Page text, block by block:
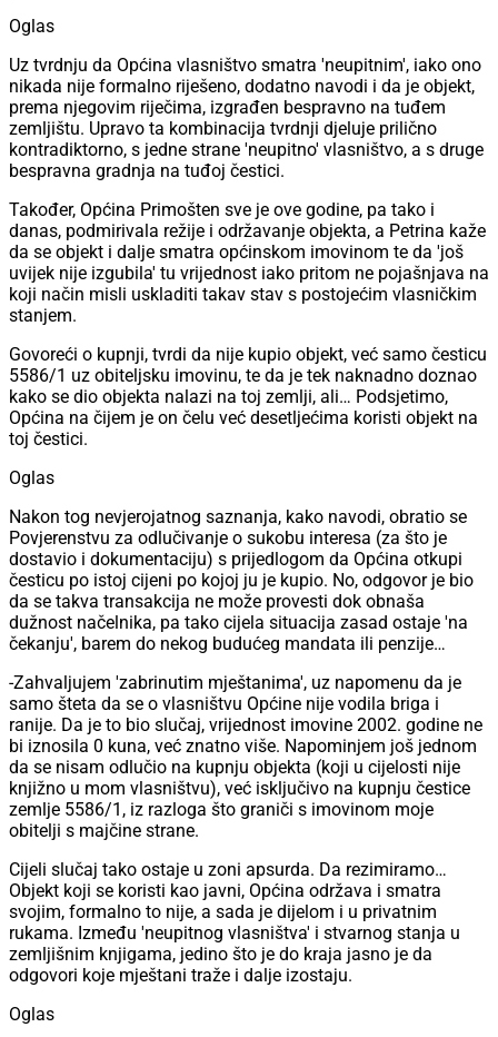
Oglas
Uz tvrdnju da Općina vlasništvo smatra 'neupitnim', iako ono
nikada nije formalno riješeno, dodatno navodi i da je objekt,
prema njegovim riječima, izgrađen bespravno na tuđem
zemljištu. Upravo ta kombinacija tvrdnji djeluje prilično
kontradiktorno, s jedne strane 'neupitno' vlasništvo, a s druge
bespravna gradnja na tuđoj čestici.
Također, Općina Primošten sve je ove godine, pa tako i
danas, podmirivala režije i održavanje objekta, a Petrina kaže
da se objekt i dalje smatra općinskom imovinom te da 'još
uvijek nije izgubila' tu vrijednost iako pritom ne pojašnjava na
koji način misli uskladiti takav stav s postojećim vlasničkim
stanjem.
Govoreći o kupnji, tvrdi da nije kupio objekt, već samo česticu
5586/1 uz obiteljsku imovinu, te da je tek naknadno doznao
kako se dio objekta nalazi na toj zemlji, ali… Podsjetimo,
Općina na čijem je on čelu već desetljećima koristi objekt na
toj čestici.
Oglas
Nakon tog nevjerojatnog saznanja, kako navodi, obratio se
Povjerenstvu za odlučivanje o sukobu interesa (za što je
dostavio i dokumentaciju) s prijedlogom da Općina otkupi
česticu po istoj cijeni po kojoj ju je kupio. No, odgovor je bio
da se takva transakcija ne može provesti dok obnaša
dužnost načelnika, pa tako cijela situacija zasad ostaje 'na
čekanju', barem do nekog budućeg mandata ili penzije…
-Zahvaljujem 'zabrinutim mještanima', uz napomenu da je
samo šteta da se o vlasništvu Općine nije vodila briga i
ranije. Da je to bio slučaj, vrijednost imovine 2002. godine ne
bi iznosila 0 kuna, već znatno više. Napominjem još jednom
da se nisam odlučio na kupnju objekta (koji u cijelosti nije
knjižno u mom vlasništvu), već isključivo na kupnju čestice
zemlje 5586/1, iz razloga što graniči s imovinom moje
obitelji s majčine strane.
Cijeli slučaj tako ostaje u zoni apsurda. Da rezimiramo…
Objekt koji se koristi kao javni, Općina održava i smatra
svojim, formalno to nije, a sada je dijelom i u privatnim
rukama. Između 'neupitnog vlasništva' i stvarnog stanja u
zemljišnim knjigama, jedino što je do kraja jasno je da
odgovori koje mještani traže i dalje izostaju.
Oglas